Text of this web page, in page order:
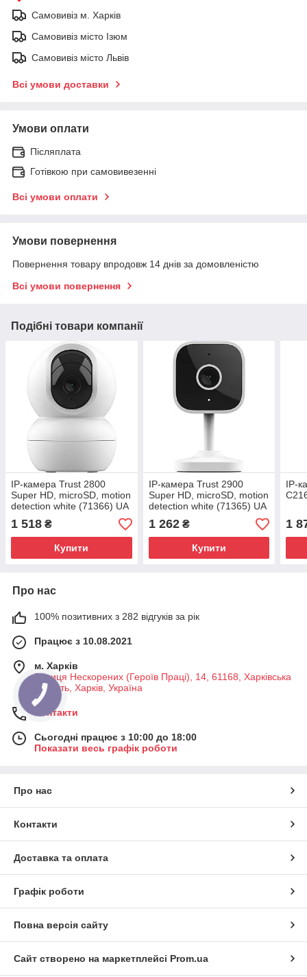
Самовивіз м. Харків
Самовивіз місто Ізюм
Самовивіз місто Львів
Всі умови доставки
Умови оплати
Післяплата
Готівкою при самовивезенні
Всі умови оплати
Умови повернення
Повернення товару впродовж 14 днів за домовленістю
Всі умови повернення
Подібні товари компанії
IP-камера Trust 2800
Super HD, microSD, motion
detection white (71366) UA
1 518 ₴
Купити
IP-камера Trust 2900
Super HD, microSD, motion
detection white (71365) UA
1 262₴
Купити
IP-
1
Про нас
100% позитивних з 282 відгуків за рік
Працює з 10.08.2021
м. Харків
Вулиця Нескорених (Героїв Праці), 14, 61168, Харківська
область, Харків, Україна
Контакти
Сьогодні працює з 10:00 до 18:00
Показати весь графік роботи
Про нас
Контакти
Доставка та оплата
Графік роботи
Повна версія сайту
Сайт створено на маркетплейсі Prom.ua